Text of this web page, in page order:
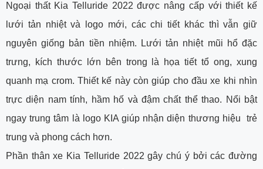
Ngoại thất Kia Telluride 2022 được nâng cấp với thiết kế
lưới tản nhiệt và logo mới, các chi tiết khác thì vẫn giữ
nguyên giống bản tiền nhiệm. Lưới tản nhiệt mũi hổ đặc
trưng, kích thước lớn bên trong là họa tiết tổ ong, xung
quanh mạ crom. Thiết kế này còn giúp cho đầu xe khi nhìn
trực diện nam tính, hầm hố và đậm chất thể thao. Nổi bật
ngay trung tâm là logo KIA giúp nhận diện thương hiệu trẻ
trung và phong cách hơn.
Phần thân xe Kia Telluride 2022 gây chú ý bởi các đường